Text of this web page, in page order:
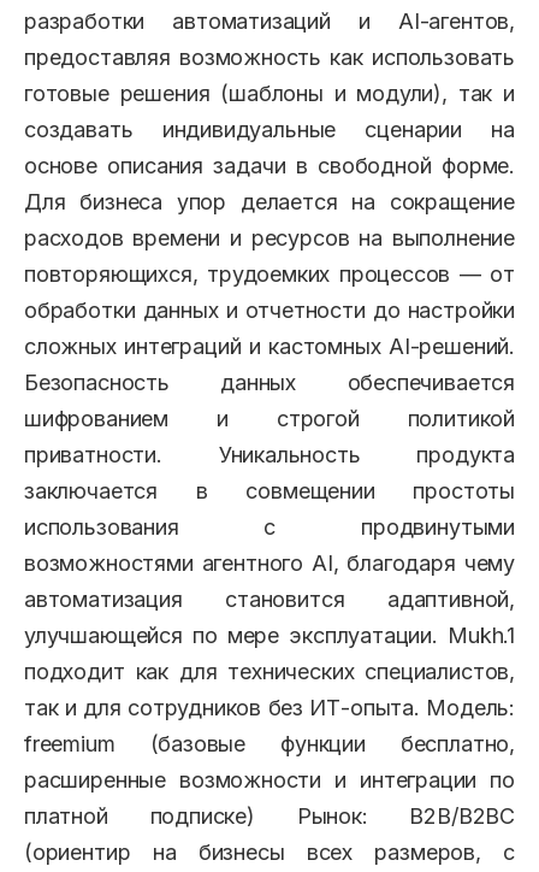
разработки автоматизаций и AI-агентов,
предоставляя возможность как использовать
готовые решения (шаблоны и модули), так и
создавать индивидуальные сценарии на
основе описания задачи в свободной форме.
Для бизнеса упор делается на сокращение
расходов времени и ресурсов на выполнение
повторяющихся, трудоемких процессов — от
обработки данных и отчетности до настройки
сложных интеграций и кастомных AI-решений.
Безопасность данных обеспечивается
шифрованием и строгой политикой
приватности. Уникальность продукта
заключается в совмещении простоты
использования с продвинутыми
возможностями агентного AI, благодаря чему
автоматизация становится адаптивной,
улучшающейся по мере эксплуатации. Mukh.1
подходит как для технических специалистов,
так и для сотрудников без ИТ-опыта. Модель:
freemium (базовые функции бесплатно,
расширенные возможности и интеграции по
платной подписке) Рынок: B2B/B2BC
(ориентир на бизнесы всех размеров, с